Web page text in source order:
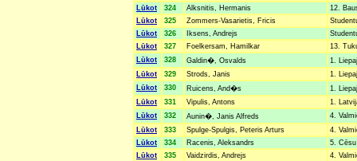
Lūkot
324 Alksnitis, Hermanis
12.
Lūkot
325 Zommers-Vasarietis, Fricis
Lūkot
326 Iksens, Andrejs
Lūkot
327 Foelkersam, Hamilkar
13.
Lūkot
328 Galdin�, Osvalds
1.
Lūkot
329 Strods, Janis
1.
Lūkot
330 Ruicens, And�s
1.
Lūkot
331 Vipulis, Antons
1.
Lūkot
332 Aunin�, Janis Alfreds
4.
Lūkot
333 Spulge-Spulgis, Peteris Arturs
4.
Lūkot
334 Racenis, Aleksandrs
5.
Lūkot
335 Vaidzirdis, Andrejs
4.